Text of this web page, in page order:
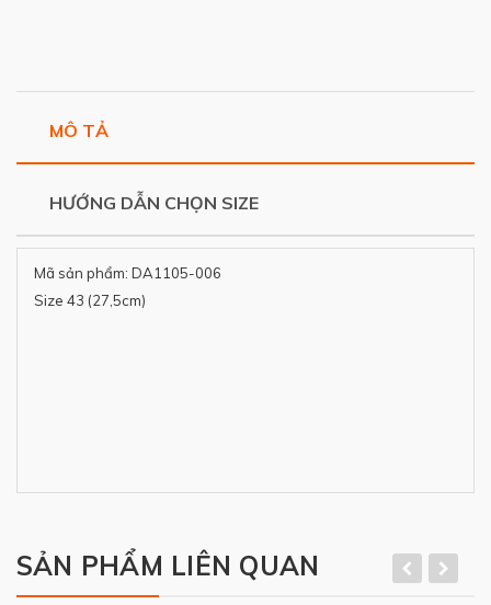
MÔ TẢ
HƯỚNG DẪN CHỌN SIZE
Mã sản phẩm: DA1105-006
Size 43 (27,5cm)
SẢN PHẨM LIÊN QUAN